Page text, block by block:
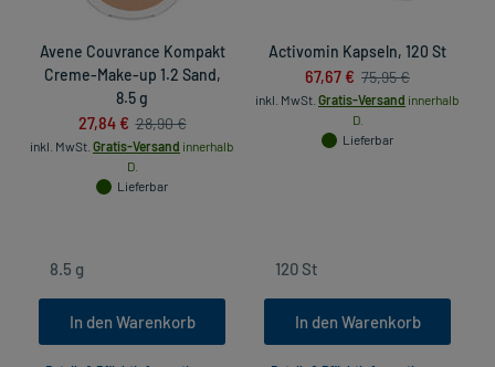
Avene Couvrance Kompakt
Creme-Make-up 1.2 Sand,
8.5 g
27,84 € 28,90 €
inkl. MwSt. Gratis-Versand innerhalb
D.
Lieferbar
In den Warenkorb
Activomin Kapseln, 120 St
67,67 € 75,95 €
inkl. MwSt. Gratis-Versand innerhalb
D.
Lieferbar
In den Warenkorb